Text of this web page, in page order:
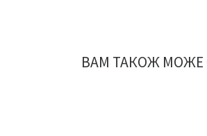
ВАМ ТАКОЖ МОЖЕ